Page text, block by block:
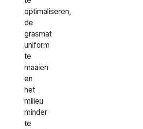
optimaliseren,
de
grasmat
uniform
te
maaien
en
het
milieu
minder
te